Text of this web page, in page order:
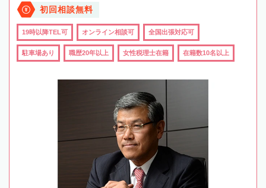
初回相談無料
19時以降TEL可 オンライン相談可 全国出張対応可
駐車場あり 職歴20年以上 女性税理士在籍 在籍数10名以上